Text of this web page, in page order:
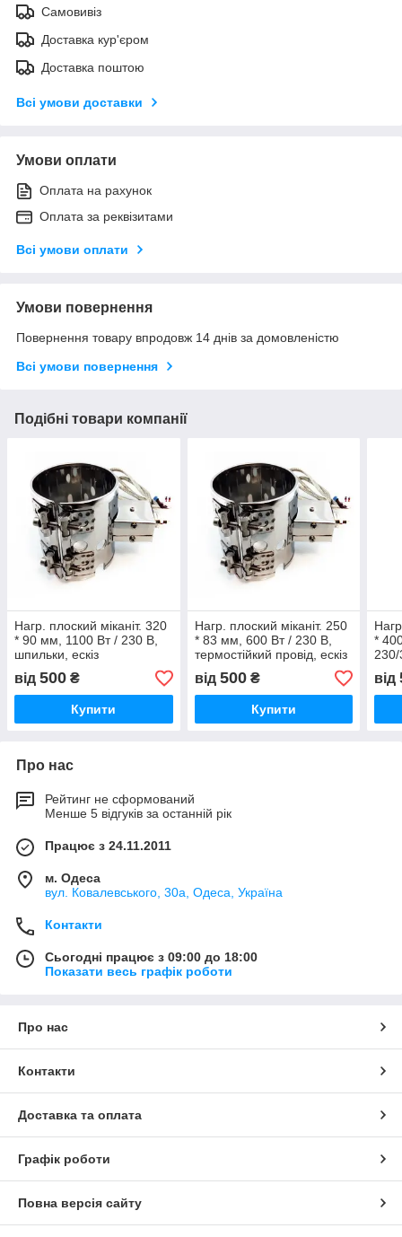
Самовивіз
Доставка кур'єром
Доставка поштою
Всі умови доставки
Умови оплати
Оплата на рахунок
Оплата за реквізитами
Всі умови оплати
Умови повернення
Повернення товару впродовж 14 днів за домовленістю
Всі умови повернення
Подібні товари компанії
Нагр. плоский міканіт. 320
* 90 мм, 1100 Вт / 230 В,
шпильки, ескіз
від 500 ₴
Купити
Нагр. плоский міканіт. 250
* 83 мм, 600 Вт / 230 В,
термостійкий провід, ескіз
від 500₴
Купити
*
230/
від
Про нас
Рейтинг не сформований
Менше 5 відгуків за останній рік
Працює з 24.11.2011
м. Одеса
вул. Ковалевського, 30а, Одеса, Україна
Контакти
Сьогодні працює з 09:00 до 18:00
Показати весь графік роботи
Про нас
Контакти
Доставка та оплата
Графік роботи
Повна версія сайту